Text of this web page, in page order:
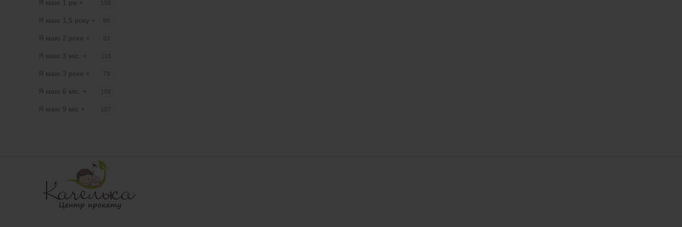
Я маю 1 рік + 108
Я маю 1,5 року + 99
Я маю 2 роки + 93
Я маю 3 міс. + 116
Я маю 3 роки + 79
Я маю 6 міс. + 108
Я маю 9 міс + 107